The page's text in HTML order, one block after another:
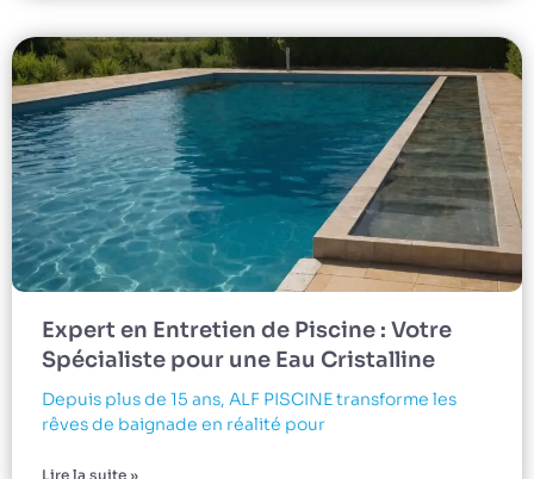
Expert en Entretien de Piscine : Votre
Spécialiste pour une Eau Cristalline
Depuis plus de 15 ans, ALF PISCINE transforme les
rêves de baignade en réalité pour
Lire la suite »